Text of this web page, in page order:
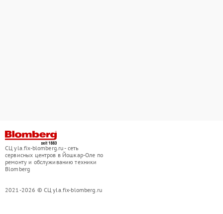
СЦ yla.fix-blomberg.ru - сеть
сервисных центров в Йошкар-Оле по
ремонту и обслуживанию техники
Blomberg
2021-2026 © СЦ yla.fix-blomberg.ru